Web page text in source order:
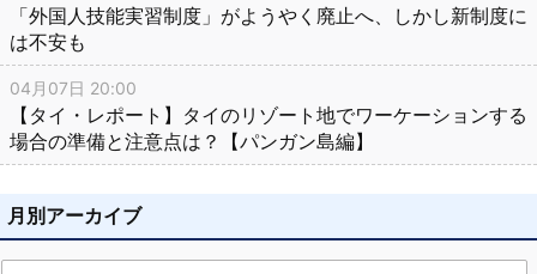
「外国人技能実習制度」がようやく廃止へ、しかし新制度に
は不安も
04月07日 20:00
【タイ・レポート】タイのリゾート地でワーケーションする
場合の準備と注意点は？【パンガン島編】
月別アーカイブ